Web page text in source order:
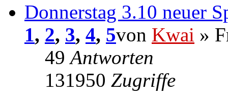
Donnerstag 3.10 neuer
1, 2, 3, 4, 5von Kwai »
49Antworten
131950 Zugriffe